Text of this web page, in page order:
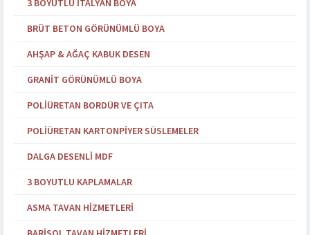
3 BOYUTLU İTALYAN BOYA
BRÜT BETON GÖRÜNÜMLÜ BOYA
AHŞAP & AĞAÇ KABUK DESEN
GRANIT GÖRÜNÜMLÜ BOYA
POLIÜRETAN BORDÜR VE ÇITA
POLIÜRETAN KARTONPIYER SÜSLEMELER
DALGA DESENLI MDF
3 BOYUTLU KAPLAMALAR
ASMA TAVAN HIZMETLERI